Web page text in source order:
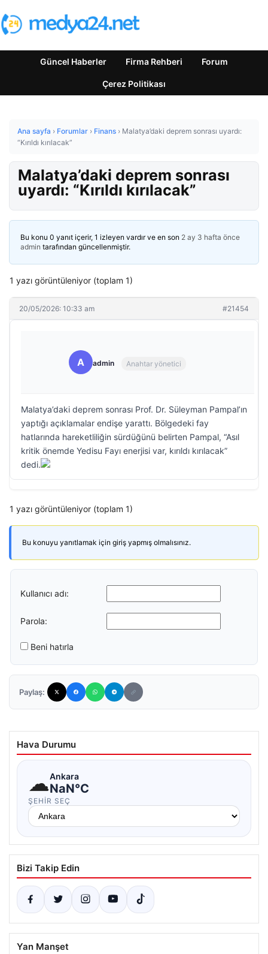
Güncel Haberler Firma Rehberi Forum
Çerez Politikası
Ana sayfa › Forumlar › Finans › Malatya’daki deprem sonrası uyardı:
“Kırıldı kırılacak”
Malatya’daki deprem sonrası
uyardı: “Kırıldı kırılacak”
Bu konu 0 yanıt içerir, 1 izleyen vardır ve en son 2 ay 3 hafta önce
admin tarafından güncellenmiştir.
1 yazı görüntüleniyor (toplam 1)
20/05/2026: 10:33 am #21454
A admin Anahtar yönetici
Malatya’daki deprem sonrası Prof. Dr. Süleyman Pampal’ın
yaptığı açıklamalar endişe yarattı. Bölgedeki fay
hatlarında hareketliliğin sürdüğünü belirten Pampal, “Asıl
kritik önemde Yedisu Fayı enerjisi var, kırıldı kırılacak”
dedi.
1 yazı görüntüleniyor (toplam 1)
Bu konuyu yanıtlamak için giriş yapmış olmalısınız.
Kullanıcı adı:
Parola:
Beni hatırla
Paylaş:
Hava Durumu
☁Ankara
NaN°C
ŞEHIR SEÇ
Bizi Takip Edin
Yan Manşet